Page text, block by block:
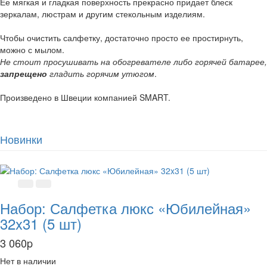
зеркалам, люстрам и другим стекольным изделиям.
Чтобы очистить салфетку, достаточно просто ее простирнуть,
можно с мылом.
Не стоит просушивать на обогревателе либо горячей батарее,
запрещено гладить горячим утюгом.
Произведено в Швеции компанией SMART.
Новинки
Набор: Салфетка люкс «Юбилейная»
32x31 (5 шт)
3 060p
Нет в наличии